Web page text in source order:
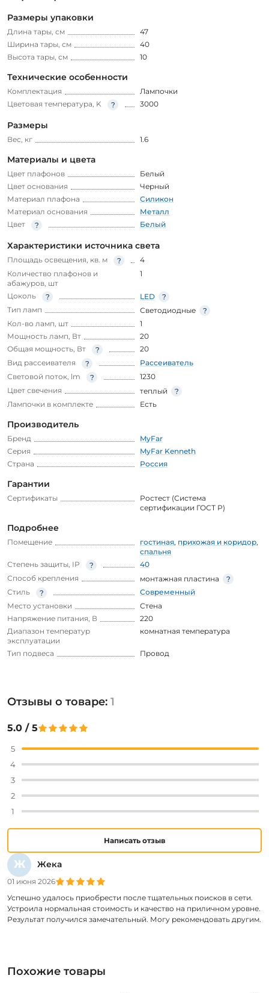
Размеры упаковки
Длина тары, см
47
Ширина тары, см
40
Высота тары, см
10
Технические особенности
Комплектация
Лампочки
Цветовая температура, K
3000
Размеры
Вес, кг 1.6
Материалы и цвета
Цвет плафонов
Белый
Цвет основания
Черный
Материал плафона
Силикон
Материал основания
Металл
Цвет
Белый
Характеристики источника света
Площадь освещения, кв. м
4
Количество плафонов и
абажуров, шт
1
Цоколь
LED
Тип ламп
Светодиодные
Кол-во ламп, шт
1
Мощность ламп, Вт
20
Общая мощность, Вт
20
Вид рассеивателя
Рассеиватель
Световой поток, lm
1230
Цвет свечения
теплый
Лампочки в комплекте
Есть
Производитель
Бренд
MyFar
Серия
MyFar Kenneth
Страна
Россия
Гарантии
Сертификаты
Ростест (Система
сертификации ГОСТ Р)
Подробнее
Помещение гостиная, прихожая и коридор,
спальня
Степень защиты, IP
40
Способ крепления
монтажная пластина
Стиль
Современный
Место установки
Стена
Напряжение питания, В
220
Диапазон температур
эксплуатации
комнатная температура
Тип подвеса Провод
Отзывы о товаре: 1
Ж Жека
01 июня 2026
Успешно удалось приобрести после тщательных поисков в сети.
Устроила нормальная стоимость и качество на приличном уровне.
Результат получился замечательный. Могу рекомендовать другим.
5.0 / 5
5
4
3
2
1
Написать отзыв
Похожие товары